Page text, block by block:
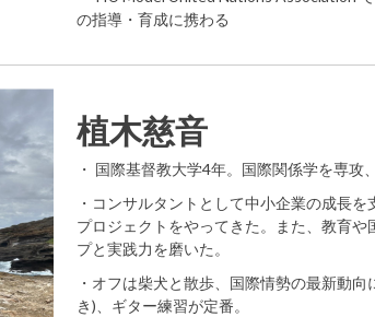
の指導・育成に携わる
植木慈音
・ 国際基督教大学4年。国際関係学を専攻
・コンサルタントとして中小企業の成長
プロジェクトをやってきた。また、教育
プと実践力を磨いた。
・オフは柴犬と散歩、国際情勢の最新動
き)、ギター練習が定番。